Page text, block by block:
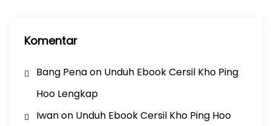
Komentar
Bang Penaon Unduh Ebook Cersil Kho Ping
Hoo Lengkap
Iwanon Unduh Ebook Cersil Kho Ping Hoo